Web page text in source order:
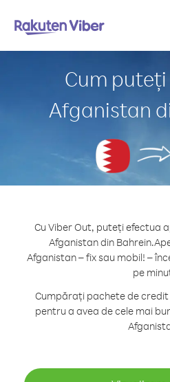
Cum
Afganistan
Cu Viber Out, puteți efectua
Afganistan din Bahrein.
Afganistan – fix sau mobil! –
pe
Cumpărați pachete de credit
pentru a avea de cele mai